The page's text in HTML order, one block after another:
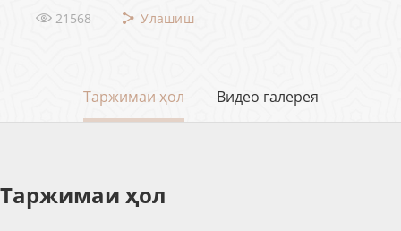
21568 Улашиш
Таржимаи ҳол Видео галерея
Таржимаи ҳол